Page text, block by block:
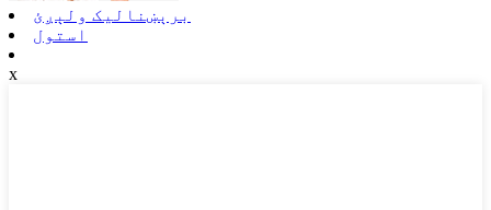
برېښنالیک ولېږئ
استول
x